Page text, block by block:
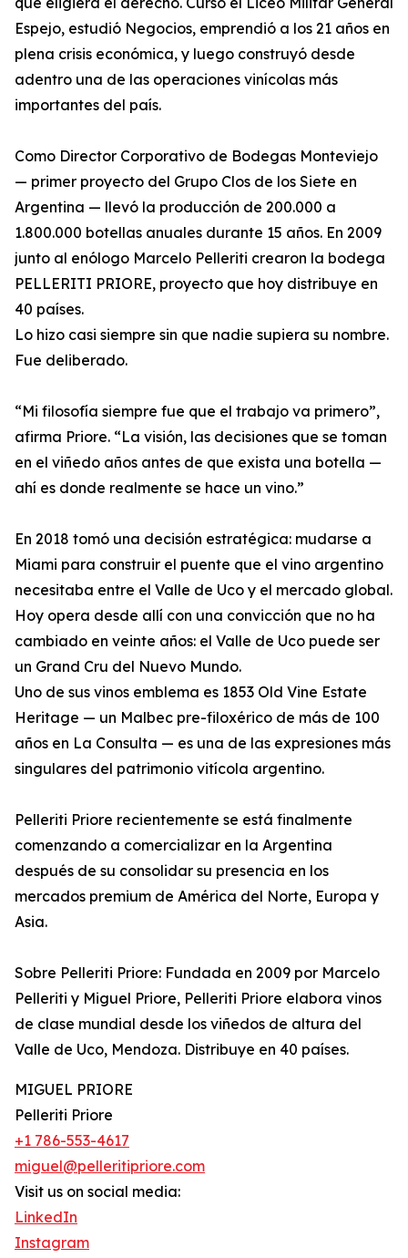
Espejo, estudió Negocios, emprendió a los 21 años en
plena crisis económica, y luego construyó desde
adentro una de las operaciones vinícolas más
importantes del país.
Como Director Corporativo de Bodegas Monteviejo
— primer proyecto del Grupo Clos de los Siete en
Argentina — llevó la producción de 200.000 a
1.800.000 botellas anuales durante 15 años. En 2009
junto al enólogo Marcelo Pelleriti crearon la bodega
PELLERITI PRIORE, proyecto que hoy distribuye en
40 países.
Lo hizo casi siempre sin que nadie supiera su nombre.
Fue deliberado.
“Mi filosofía siempre fue que el trabajo va primero”,
afirma Priore. “La visión, las decisiones que se toman
en el viñedo años antes de que exista una botella —
ahí es donde realmente se hace un vino.”
En 2018 tomó una decisión estratégica: mudarse a
Miami para construir el puente que el vino argentino
necesitaba entre el Valle de Uco y el mercado global.
Hoy opera desde allí con una convicción que no ha
cambiado en veinte años: el Valle de Uco puede ser
un Grand Cru del Nuevo Mundo.
Uno de sus vinos emblema es 1853 Old Vine Estate
Heritage — un Malbec pre-filoxérico de más de 100
años en La Consulta — es una de las expresiones más
singulares del patrimonio vitícola argentino.
Pelleriti Priore recientemente se está finalmente
comenzando a comercializar en la Argentina
después de su consolidar su presencia en los
mercados premium de América del Norte, Europa y
Asia.
Sobre Pelleriti Priore: Fundada en 2009 por Marcelo
Pelleriti y Miguel Priore, Pelleriti Priore elabora vinos
de clase mundial desde los viñedos de altura del
Valle de Uco, Mendoza. Distribuye en 40 países.
MIGUEL PRIORE
Pelleriti Priore
+1 786-553-4617
miguel@pelleritipriore.com
Visit us on social media:
LinkedIn
Instagram